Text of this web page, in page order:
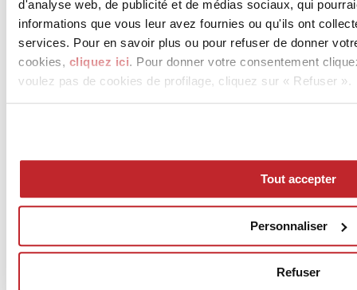
d'analyse web, de publicité et de médias sociaux, qui
informations que vous leur avez fournies ou qu'ils ont
services. Pour en savoir plus ou pour refuser de donner
cookies, cliquez ici. Pour donner votre consentement
voulez pas de cookies de profilage, cliquez sur « Refuser ».
Tout accepter
Personnaliser
Refuser
Articoli
Mog 231/01
Credits